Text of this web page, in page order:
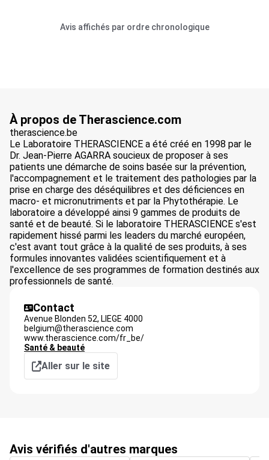
Avis affichés par ordre chronologique
À propos de Therascience.com
therascience.be
Le Laboratoire THERASCIENCE a été créé en 1998 par le
Dr. Jean-Pierre AGARRA soucieux de proposer à ses
patients une démarche de soins basée sur la prévention,
l'accompagnement et le traitement des pathologies par la
prise en charge des déséquilibres et des déficiences en
macro- et micronutriments et par la Phytothérapie. Le
laboratoire a développé ainsi 9 gammes de produits de
santé et de beauté. Si le laboratoire THERASCIENCE s'est
rapidement hissé parmi les leaders du marché européen,
c'est avant tout grâce à la qualité de ses produits, à ses
formules innovantes validées scientifiquement et à
l'excellence de ses programmes de formation destinés aux
professionnels de santé.
Contact
Avenue Blonden 52​, LIEGE 4000
belgium@therascience.com
www.therascience.com/fr_be/
Santé & beauté
Aller sur le site
Avis vérifiés d'autres marques